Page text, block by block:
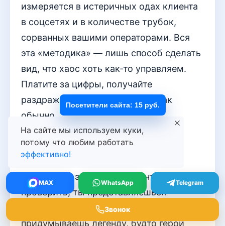
измеряется в истеричных одах клиента
в соцсетях и в количестве трубок,
сорванных вашими операторами. Вся
эта «методика» — лишь способ сделать
вид, что хаос хоть как-то управляем.
Платите за цифры, получайте
раздражённых людей. Бизнес как
обычно.
Nebula_Whisper
Дорогой автор, а скажи… Когда ты
звонишь по этим номерам, чтобы всё
проверить, ты представляешься
настоящим именем? Или
придумываешь легенду, будто герой
На сайте мы используем куки,
потому что любим работать
эффективно!
MAX WhatsApp Telegram
Звонок
Посетители сайта: 15 руб.